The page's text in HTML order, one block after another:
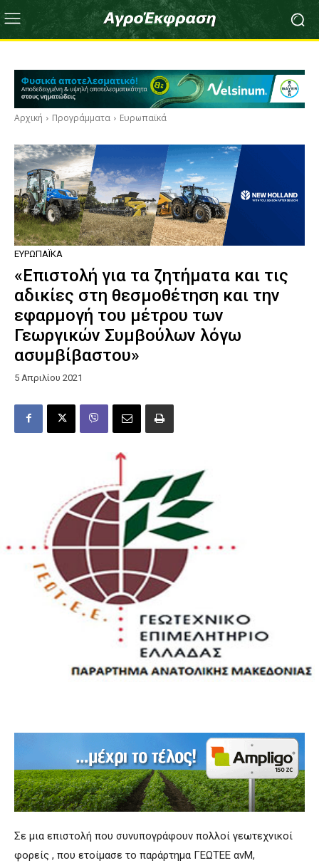
Αρχική Προγράμματα Ευρωπαϊκά
ΕΥΡΩΠΑΪΚΆ
«Επιστολή για τα ζητήματα και τις
αδικίες στη θεσμοθέτηση και την
εφαρμογή του μέτρου των
Γεωργικών Συμβούλων λόγω
ασυμβίβαστου»
5 Απριλίου 2021
Σε μια επιστολή που συνυπογράφουν πολλοί γεωτεχνικοί
φορείς , που ετοίμασε το παράρτημα ΓΕΩΤΕΕ ανΜ,